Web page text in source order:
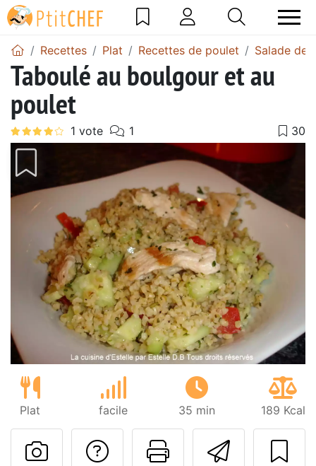
Recettes Plat Recettes de poulet Salade de
Taboulé au boulgour et au
poulet
Plat facile 35 min 189 Kcal
Imprimer
Poser une